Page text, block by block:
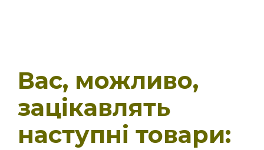
Вас, можливо,
зацікавлять
наступні товари: